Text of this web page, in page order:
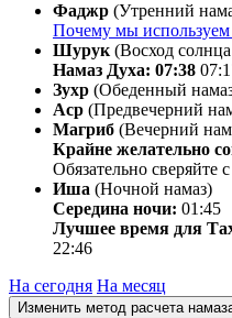
Фаджр (Утренний
Почему мы используем
Шурук (Восход
Намаз Духа: 07:38
Зухр (Обеденный
Аср (Предвечерний
Магриб (Вечерний
Крайне желательно
Обязательно сверяйте
Иша (Ночной намаз)
Середина ночи: 01:45
Лучшее время для
22:46
На сегодня На месяц
Изменить метод расчета